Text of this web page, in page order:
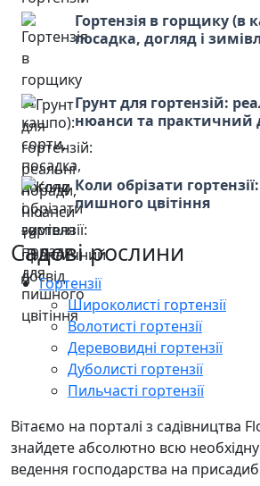
Гортензія в горщику (в
посадка, догляд і
Грунт для гортензій:
нюанси та практичний
Коли обрізати
пишного цвітіння
Садові рослини
Гортензії
Широколисті гортензії
Волотисті гортензії
Деревовидні гортензії
Дуболисті гортензії
Пильчасті гортензії
Вітаємо на порталі з садівництва
знайдете абсолютно всю
ведення господарства на